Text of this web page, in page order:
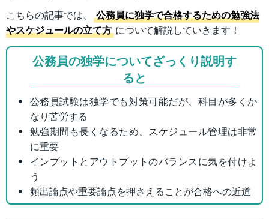
こちらの記事では、
公務員に独学で合格するための勉強法
やスケジュールの立て方 について解説していきます！
公務員の独学についてざっくり説明す
ると
公務員試験は独学でも対策可能だが、科目が多くか
なり苦労する
勉強期間も長くなるため、スケジュール管理は非常
に重要
インプットとアウトプットのバランスに気を付けよ
う
頻出論点や重要論点を押さえることが合格への近道